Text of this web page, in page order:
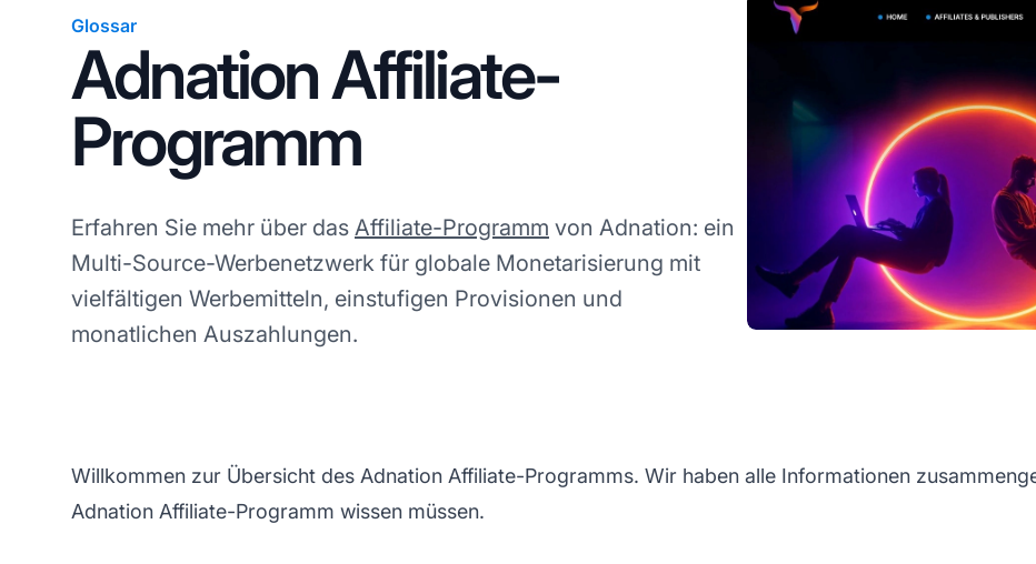
Glossar
Adnation Affiliate-
Programm
Erfahren Sie mehr über das Affiliate-Programm von Adnation: ein
Multi-Source-Werbenetzwerk für globale Monetarisierung mit
vielfältigen Werbemitteln, einstufigen Provisionen und
monatlichen Auszahlungen.
Willkommen zur Übersicht des Adnation Affiliate-Programms. Wir haben alle Informationen
Adnation Affiliate-Programm wissen müssen.